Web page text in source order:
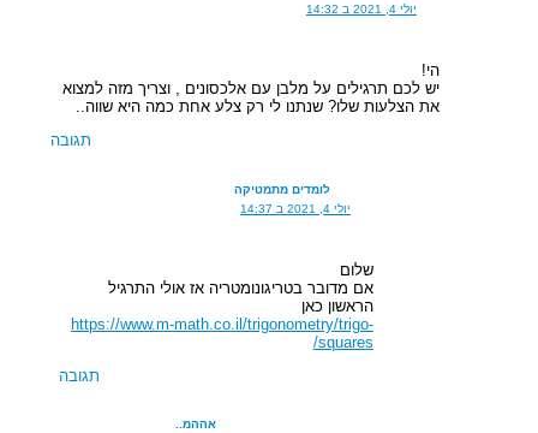
יולי 4, 2021 ב 14:32
הי!
יש לכם תרגילים על מלבן עם אלכסונים , וצריך מזה למצוא
את הצלעות שלו? שנתנו לי רק צלע אחת כמה היא שווה..
תגובה
לומדים מתמטיקה
יולי 4, 2021 ב 14:37
שלום
אם מדובר בטריגונומטריה אז אולי התרגיל
הראשון כאן
https://www.m-math.co.il/trigonometry/trigo-
squares/
תגובה
אההמ..